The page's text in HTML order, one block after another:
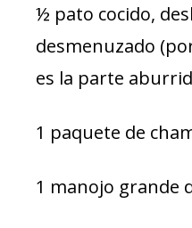
½ pato cocido,
desmenuzado
es la parte
1 paquete de
1 manojo grande